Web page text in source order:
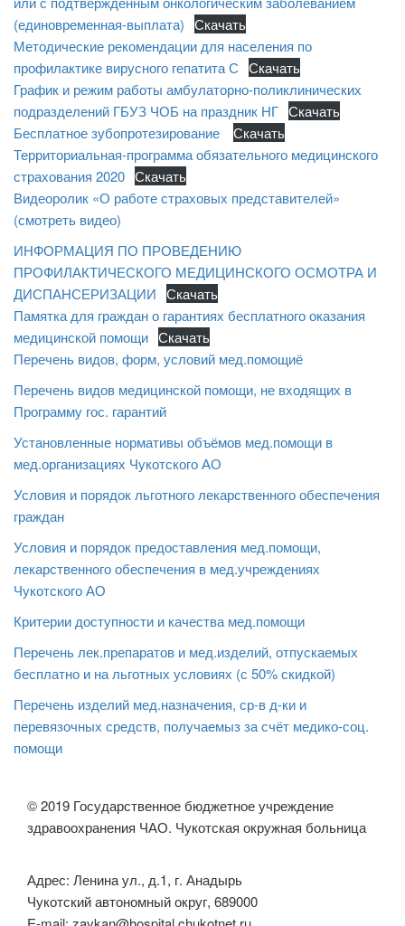
(единовременная-выплата) Скачать
Методические рекомендации для населения по
профилактике вирусного гепатита С Скачать
График и режим работы амбулаторно-поликлинических
подразделений ГБУЗ ЧОБ на праздник НГ Скачать
Бесплатное зубопротезирование
Скачать
Территориальная-программа обязательного медицинского
страхования 2020 Скачать
Видеоролик «О работе страховых представителей»
(смотреть видео)
ИНФОРМАЦИЯ ПО ПРОВЕДЕНИЮ
ПРОФИЛАКТИЧЕСКОГО МЕДИЦИНСКОГО ОСМОТРА И
ДИСПАНСЕРИЗАЦИИ Скачать
Памятка для граждан о гарантиях бесплатного оказания
медицинской помощи Скачать
Перечень видов, форм, условий мед.помощиё
Перечень видов медицинской помощи, не входящих в
Программу гос. гарантий
Установленные нормативы объёмов мед.помощи в
мед.организациях Чукотского АО
Условия и порядок льготного лекарственного обеспечения
граждан
Условия и порядок предоставления мед.помощи,
лекарственного обеспечения в мед.учреждениях
Чукотского АО
Критерии доступности и качества мед.помощи
Перечень лек.препаратов и мед.изделий, отпускаемых
бесплатно и на льготных условиях (с 50% скидкой)
Перечень изделий мед.назначения, ср-в д-ки и
перевязочных средств, получаемыз за счёт медико-соц.
помощи
© 2019 Государственное бюджетное учреждение
здравоохранения ЧАО. Чукотская окружная больница
Адрес: Ленина ул., д.1, г. Анадырь
Чукотский автономный округ, 689000